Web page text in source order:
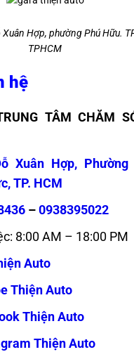
Hợp, phường Phú Hữu.
TPHCM
hệ
TÂM CHĂM
Xuân Hợp, Phường
TP. HCM
–0938395022
8:00 AM – 18:00 PM
Auto
Thiện Auto
Thiện Auto
Thiện Auto